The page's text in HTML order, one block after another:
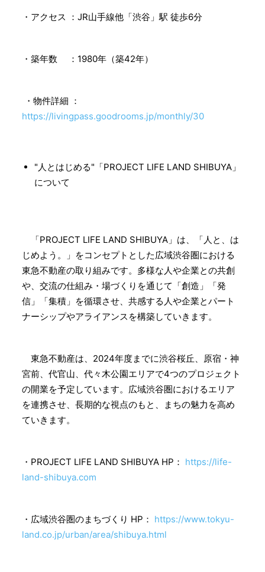
・アクセス ：JR山手線他「渋谷」駅 徒歩6分
・築年数 ：1980年（築42年）
・物件詳細 ：
https://livingpass.goodrooms.jp/monthly/30
"人とはじめる"「PROJECT LIFE LAND SHIBUYA」
について
「PROJECT LIFE LAND SHIBUYA」は、「人と、は
じめよう。」をコンセプトとした広域渋谷圏における
東急不動産の取り組みです。多様な人や企業との共創
や、交流の仕組み・場づくりを通じて「創造」「発
信」「集積」を循環させ、共感する人や企業とパート
ナーシップやアライアンスを構築していきます。
東急不動産は、2024年度までに渋谷桜丘、原宿・神
宮前、代官山、代々木公園エリアで4つのプロジェクト
の開業を予定しています。広域渋谷圏におけるエリア
を連携させ、長期的な視点のもと、まちの魅力を高め
ていきます。
・PROJECT LIFE LAND SHIBUYA HP： https://life-
land-shibuya.com
・広域渋谷圏のまちづくり HP： https://www.tokyu-
land.co.jp/urban/area/shibuya.html